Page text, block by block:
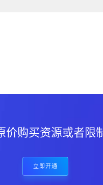
购买资源或者
立即开通